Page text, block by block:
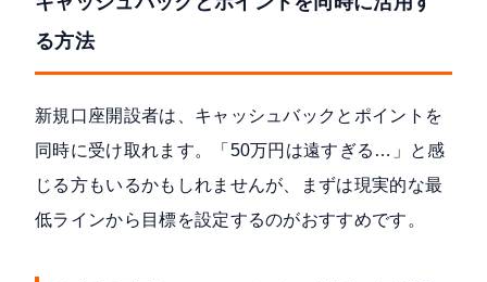
る方法
新規口座開設者は、キャッシュバックとポイントを
同時に受け取れます。「50万円は遠すぎる…」と感
じる方もいるかもしれませんが、まずは現実的な最
低ラインから目標を設定するのがおすすめです。